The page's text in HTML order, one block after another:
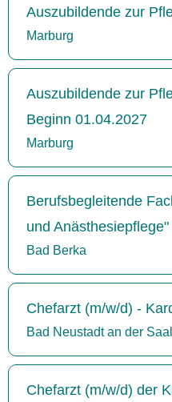
Auszubildende zur
Marburg
Auszubildende zur
Beginn 01.04.2027
Marburg
Berufsbegleitende
und
Bad Berka
Chefarzt (m/w/d) -
Bad Neustadt an der
Chefarzt (m/w/d) der